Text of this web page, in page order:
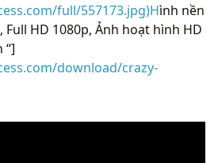
full/557173.jpg)Hình nền
Full HD 1080p, Ảnh hoạt hình HD
“]
download/crazy-